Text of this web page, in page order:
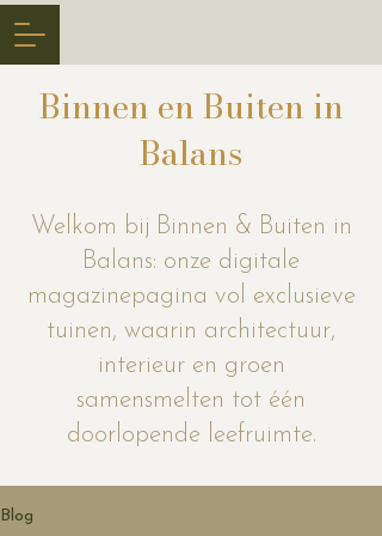
Binnen en Buiten in
Balans
Welkom bij Binnen & Buiten in
Balans: onze digitale
magazinepagina vol exclusieve
tuinen, waarin architectuur,
interieur en groen
samensmelten tot één
doorlopende leefruimte.
Blog